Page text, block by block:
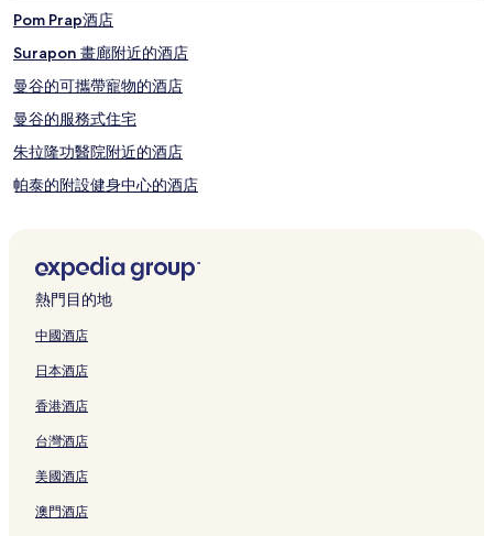
Pom Prap酒店
Surapon 畫廊附近的酒店
曼谷的可攜帶寵物的酒店
曼谷的服務式住宅
朱拉隆功醫院附近的酒店
帕泰的附設健身中心的酒店
詹姆斯湯普森藝術中心附近的酒店
使館區的Spa 酒店
暹羅購物中心附近的酒店
沙炎發現中心附近的酒店
帕泰的泳池酒店
阿索克的可泊車的酒店
熱門目的地
中國酒店
日本酒店
香港酒店
台灣酒店
美國酒店
澳門酒店